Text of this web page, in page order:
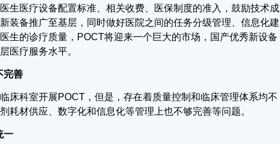
生医疗设备配置标准、相关收费、医保制度的准入，鼓励技术成
装备推广至基层，同时做好医院之间的任务分级管理、信息化建
生的诊疗质量， POCT将迎来一个巨大的市场，国产优秀新设备
医疗服务水平。
完善
床科室开展POCT ，但是，存在着质量控制和临床管理体系均不
耗材供应、数字化和信息化等管理上也不够完善等问题。
一